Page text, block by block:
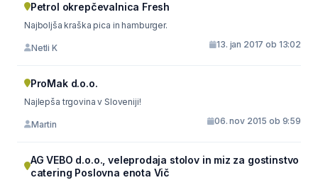
Petrol okrepčevalnica Fresh
Najboljša kraška pica in hamburger.
Netli K 13. jan 2017 ob 13:02
ProMak d.o.o.
Najlepša trgovina v Sloveniji!
Martin 06. nov 2015 ob 9:59
AG VEBO d.o.o., veleprodaja stolov in miz za gostinstvo
catering Poslovna enota Vič